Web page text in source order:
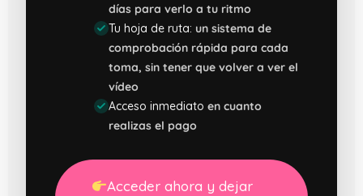
días para verlo a tu ritmo
Tu hoja de ruta: un sistema de
comprobación rápida para cada
toma, sin tener que volver a ver el
vídeo
Acceso inmediato en cuanto
realizas el pago
Acceder ahora y dejar